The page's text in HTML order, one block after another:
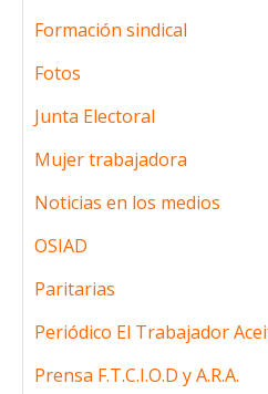
Formación sindical
Fotos
Junta Electoral
Mujer trabajadora
Noticias en los medios
OSIAD
Paritarias
Periódico El Trabajador
Prensa F.T.C.I.O.D y A.R.A.